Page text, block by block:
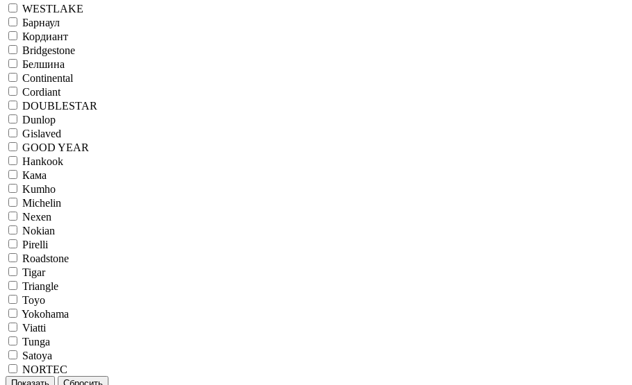
WESTLAKE
Барнаул
Кордиант
Bridgestone
Белшина
Continental
Cordiant
DOUBLESTAR
Dunlop
Gislaved
GOOD YEAR
Hankook
Кама
Kumho
Michelin
Nexen
Nokian
Pirelli
Roadstone
Tigar
Triangle
Toyo
Yokohama
Viatti
Tunga
Satoya
NORTEC